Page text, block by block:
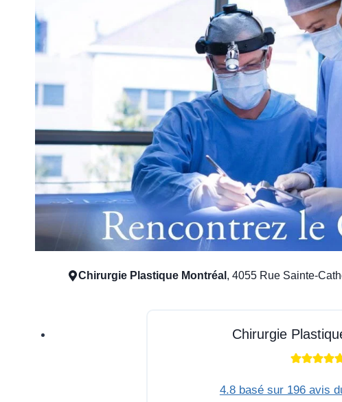
Chirurgie Plastique Montréal , 4055 Rue Sainte-
Chirurgie
4.8 basé sur 196 avis